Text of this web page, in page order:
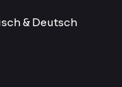
& Deutsch